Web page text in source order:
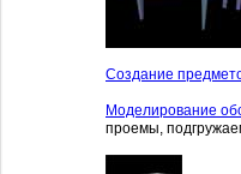
Создание
Моделирование
проемы,